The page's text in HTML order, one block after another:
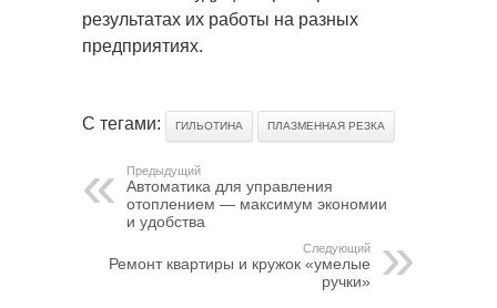
результатах их работы на разных
предприятиях.
С тегами: ГИЛЬОТИНА ПЛАЗМЕННАЯ РЕЗКА
Предыдущий
Автоматика для управления
отоплением — максимум экономии
и удобства
Следующий
Ремонт квартиры и кружок «умелые
ручки»